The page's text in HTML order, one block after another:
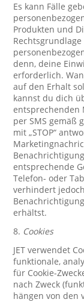
Es kann Fälle
Produkten und
denn, deine
erforderlich.
auf den Erhalt
kannst du dich
entsprechenden
per SMS gemäß
mit „STOP“
entsprechende
Telefon- oder
verhindert
erhältst.
8. Cookies
JET verwendet
funktionale,
für Cookie-
nach Zweck
hängen von den